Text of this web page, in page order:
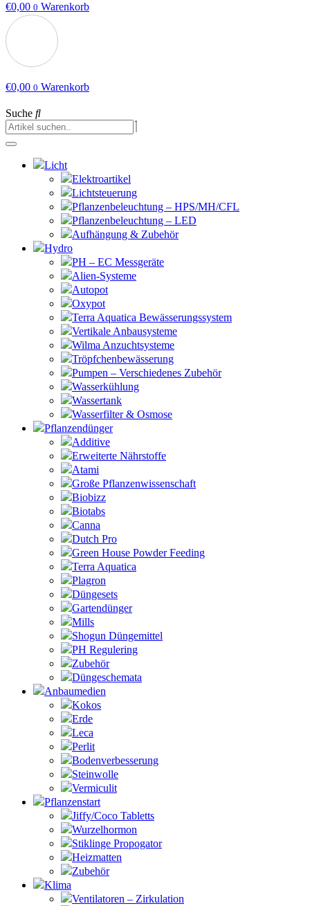
€0,00 0 Warenkorb
€0,00 0 Warenkorb
Suche
Licht
Elektroartikel
Lichtsteuerung
Pflanzenbeleuchtung – HPS/MH/CFL
Pflanzenbeleuchtung – LED
Aufhängung & Zubehör
Hydro
PH – EC Messgeräte
Alien-Systeme
Autopot
Oxypot
Terra Aquatica Bewässerungssystem
Vertikale Anbausysteme
Wilma Anzuchtsysteme
Tröpfchenbewässerung
Pumpen – Verschiedenes Zubehör
Wasserkühlung
Wassertank
Wasserfilter & Osmose
Pflanzendünger
Additive
Erweiterte Nährstoffe
Atami
Große Pflanzenwissenschaft
Biobizz
Biotabs
Canna
Dutch Pro
Green House Powder Feeding
Terra Aquatica
Plagron
Düngesets
Gartendünger
Mills
Shogun Düngemittel
PH Regulering
Zubehör
Düngeschemata
Anbaumedien
Kokos
Erde
Leca
Perlit
Bodenverbesserung
Steinwolle
Vermiculit
Pflanzenstart
Jiffy/Coco Tabletts
Wurzelhormon
Stiklinge Propogator
Heizmatten
Zubehör
Klima
Ventilatoren – Zirkulation